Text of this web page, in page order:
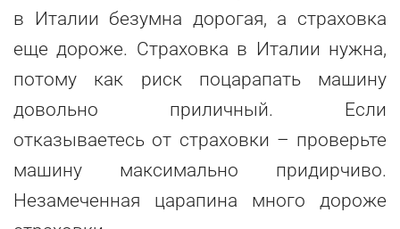
в Италии безумна дорогая, а страховка
еще дороже. Страховка в Италии нужна,
потому как риск поцарапать машину
довольно приличный. Если
отказываетесь от страховки – проверьте
машину максимально придирчиво.
Незамеченная царапина много дороже